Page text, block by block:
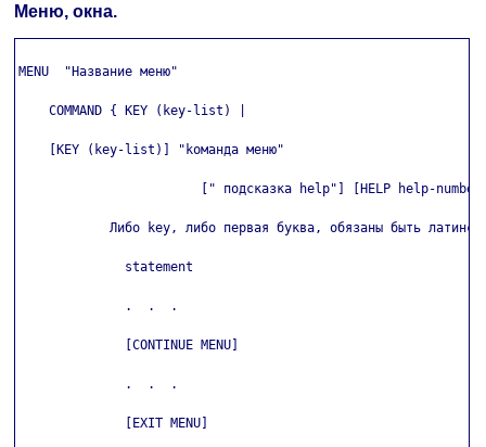
Меню, окна.
MENU  "Название меню"
    COMMAND { KEY (key-list) |
    [KEY (key-list)] "kоманда меню"
[" подсказка help"] [HELP help-
Либо key, либо первая буква, обязаны быть
              statement
              .  .  .
              [CONTINUE MENU]
              .  .  .
              [EXIT MENU]